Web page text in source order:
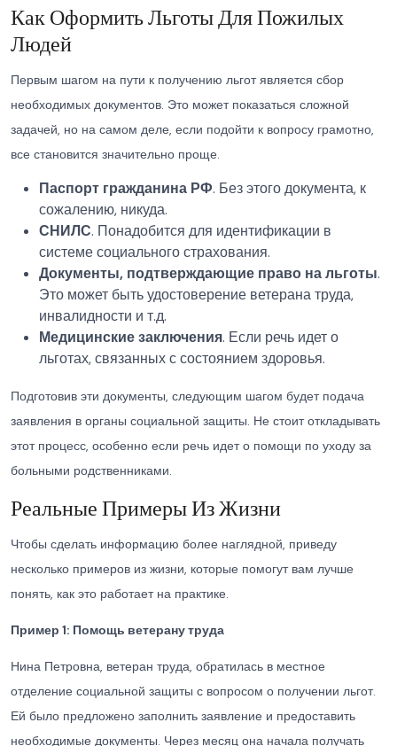
Как Оформить Льготы Для Пожилых
Людей
Первым шагом на пути к получению льгот является сбор
необходимых документов. Это может показаться сложной
задачей, но на самом деле, если подойти к вопросу грамотно,
все становится значительно проще.
Паспорт гражданина РФ. Без этого документа, к
сожалению, никуда.
СНИЛС. Понадобится для идентификации в
системе социального страхования.
Документы, подтверждающие право на льготы.
Это может быть удостоверение ветерана труда,
инвалидности и т.д.
Медицинские заключения. Если речь идет о
льготах, связанных с состоянием здоровья.
Подготовив эти документы, следующим шагом будет подача
заявления в органы социальной защиты. Не стоит откладывать
этот процесс, особенно если речь идет о помощи по уходу за
больными родственниками.
Реальные Примеры Из Жизни
Чтобы сделать информацию более наглядной, приведу
несколько примеров из жизни, которые помогут вам лучше
понять, как это работает на практике.
Пример 1: Помощь ветерану труда
Нина Петровна, ветеран труда, обратилась в местное
отделение социальной защиты с вопросом о получении льгот.
Ей было предложено заполнить заявление и предоставить
необходимые документы. Через месяц она начала получать